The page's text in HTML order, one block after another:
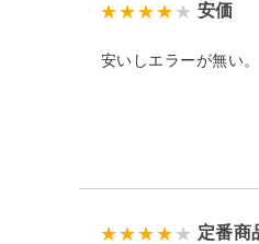
安価
安いしエラーが無い。
定番商